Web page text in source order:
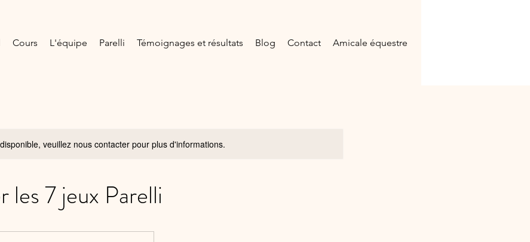
Cours L'équipe Parelli Témoignages et résultats Blog Contact Amicale équestre
veuillez nous contacter pour plus d'informations.
les 7 jeux Parelli